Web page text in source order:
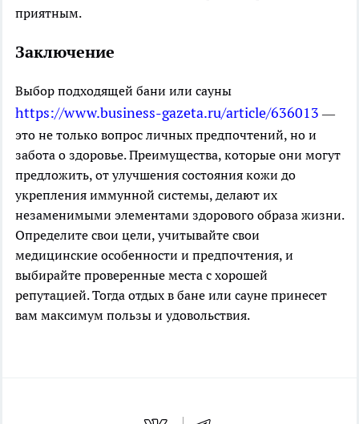
приятным.
Заключение
Выбор подходящей бани или сауны
https://www.business-gazeta.ru/article/636013 —
это не только вопрос личных предпочтений, но и
забота о здоровье. Преимущества, которые они могут
предложить, от улучшения состояния кожи до
укрепления иммунной системы, делают их
незаменимыми элементами здорового образа жизни.
Определите свои цели, учитывайте свои
медицинские особенности и предпочтения, и
выбирайте проверенные места с хорошей
репутацией. Тогда отдых в бане или сауне принесет
вам максимум пользы и удовольствия.